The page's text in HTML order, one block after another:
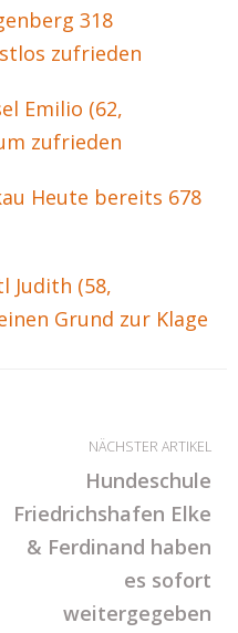
318
zufrieden
Emilio (62,
zufrieden
Heute bereits 678
Judith (58,
Grund zur Klage
NÄCHSTER ARTIKEL
Hundeschule
Friedrichshafen Elke
& Ferdinand haben
es sofort
weitergegeben